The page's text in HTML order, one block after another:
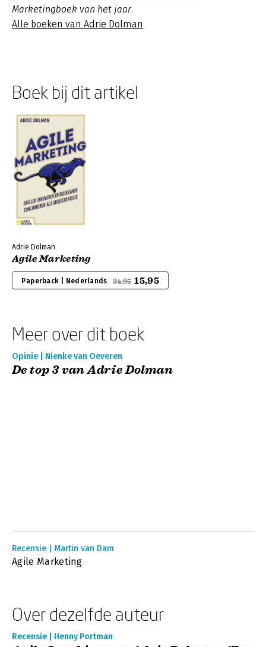
Marketingboek van het jaar.
Alle boeken van Adrie Dolman
Boek bij dit artikel
Adrie Dolman
Agile Marketing
Paperback | Nederlands 34,95 15,95
Meer over dit boek
Opinie | Nienke van Oeveren
De top 3 van Adrie Dolman
Recensie | Martin van Dam
Agile Marketing
Over dezelfde auteur
Recensie | Henny Portman